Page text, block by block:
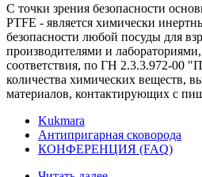
С точки зрения безопасности
PTFE - является химически
безопасности любой посуды для
производителями и
соответствия, по ГН 2.3.3.972-00
количества химических веществ,
материалов, контактирующих с
Kukmara
Антипригарная сковорода
КОНФЕРЕНЦИЯ (FAQ)